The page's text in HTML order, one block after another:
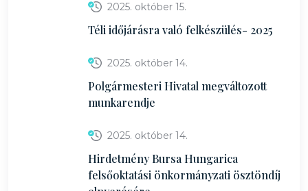
2025. október 15.
Téli időjárásra való felkészülés- 2025
2025. október 14.
Polgármesteri Hivatal megváltozott
munkarendje
2025. október 14.
Hirdetmény Bursa Hungarica
felsőoktatási önkormányzati ösztöndíj